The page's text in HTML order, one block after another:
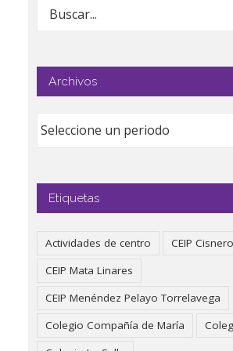
Buscar:
Archivos
Etiquetas
Actividades de centro
CEIP
CEIP Mata Linares
CEIP Menéndez Pelayo Torrelavega
Colegio Compañía de María